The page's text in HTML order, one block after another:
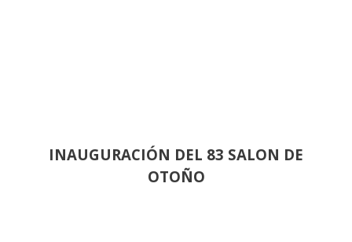
INAUGURACIÓN DEL 83 SALON DE
OTOÑO